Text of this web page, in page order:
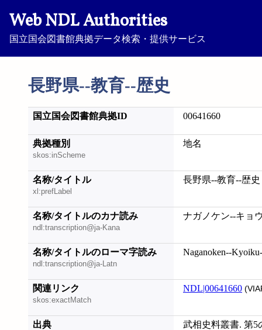
Web NDL Authorities
国立国会図書館典拠データ検索・提供サービス
長野県--教育--歴史
国立国会図書館典拠ID 00641660
典拠種別
skos:inScheme
地名
名称/タイトル
xl:prefLabel
長野県--教育--歴史
名称/タイトルのカナ読み
ndl:transcription@ja-Kana
ナガノケン--キョ
名称/タイトルのローマ字読み
ndl:transcription@ja-Latn
Naganoken--
関連リンク
skos:exactMatch
NDL|00641660
出典 武相史料叢書. 第5